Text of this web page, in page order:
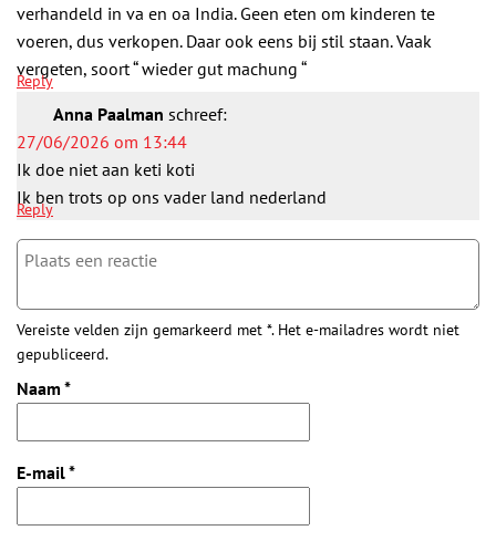
verhandeld in va en oa India. Geen eten om kinderen te
voeren, dus verkopen. Daar ook eens bij stil staan. Vaak
vergeten, soort “ wieder gut machung “
Reply
Anna Paalman schreef:
27/06/2026 om 13:44
Ik doe niet aan keti koti
Ik ben trots op ons vader land nederland
Reply
Vereiste velden zijn gemarkeerd met *. Het e-mailadres wordt niet
gepubliceerd.
Naam *
E-mail*